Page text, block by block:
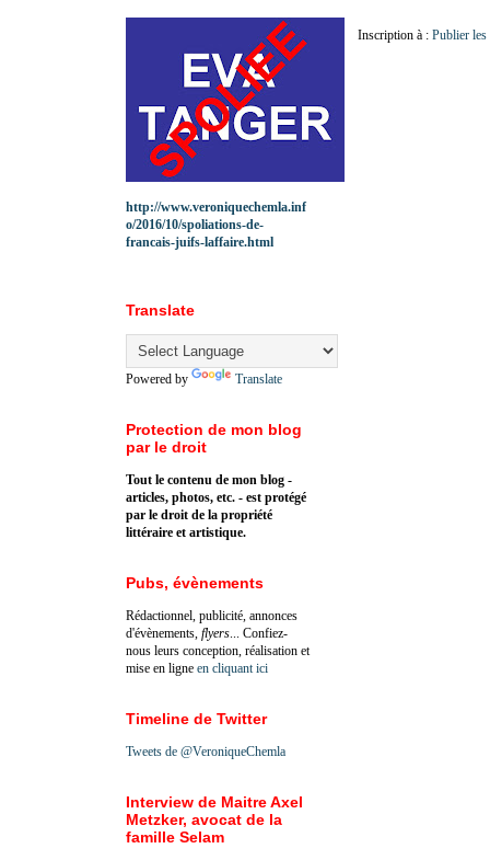
Inscription à : Publier
http://www.veroniquechemla.inf
o/2016/10/spoliations-de-
francais-juifs-laffaire.html
Translate
Powered by Translate
Protection de mon blog
par le droit
Tout le contenu de mon blog -
articles, photos, etc. - est protégé
par le droit de la propriété
littéraire et artistique.
Pubs, évènements
Rédactionnel, publicité, annonces
d'évènements, flyers ... Confiez-
nous leurs conception, réalisation et
mise en ligne en cliquant ici
Timeline de Twitter
Tweets de @VeroniqueChemla
Interview de Maitre Axel
Metzker, avocat de la
famille Selam